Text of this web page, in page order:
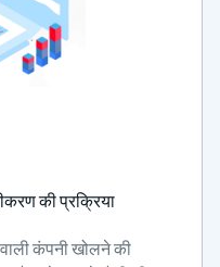
की प्रक्रिया
कंपनी खोलने की